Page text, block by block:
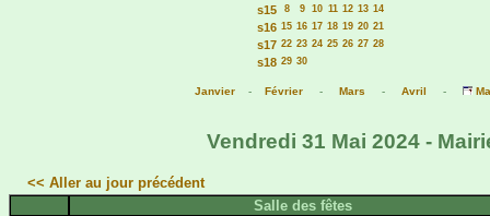
s15 8 9 10 11 12 13 14
s16 15 16 17 18 19 20 21
s17 22 23 24 25 26 27 28
s18 29 30
Janvier - Février - Mars - Avril -
Vendredi 31 Mai 2024 -
<< Aller au jour précédent
Salle des fêtes